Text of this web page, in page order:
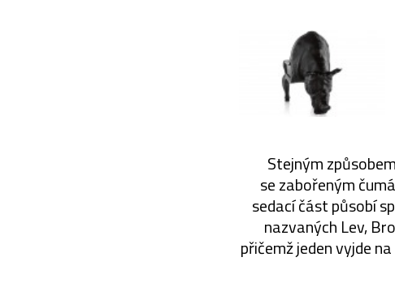
Stejným
se zabořeným
sedací část působí
nazvaných Lev,
přičemž jeden vyjde